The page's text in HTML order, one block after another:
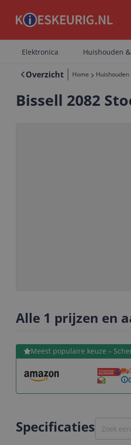
Elektronica Huishouden
Overzicht Home Huishouden
Bissell 2082
Alle 1 prijzen en
Meest populaire keuze –
Bekijk product
Specificaties